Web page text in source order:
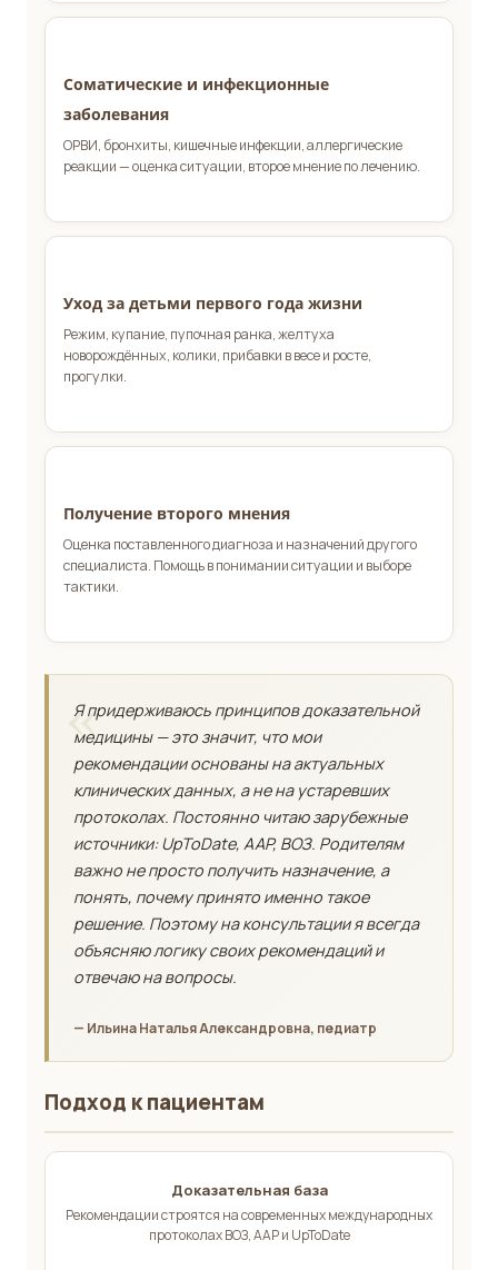
Соматические и инфекционные
заболевания
ОРВИ, бронхиты, кишечные инфекции, аллергические
реакции — оценка ситуации, второе мнение по лечению.
Уход за детьми первого года жизни
Режим, купание, пупочная ранка, желтуха
новорождённых, колики, прибавки в весе и росте,
прогулки.
Получение второго мнения
Оценка поставленного диагноза и назначений другого
специалиста. Помощь в понимании ситуации и выборе
тактики.
Я придерживаюсь принципов доказательной
медицины — это значит, что мои
рекомендации основаны на актуальных
клинических данных, а не на устаревших
протоколах. Постоянно читаю зарубежные
источники: UpToDate, AAP, ВОЗ. Родителям
важно не просто получить назначение, а
понять, почему принято именно такое
решение. Поэтому на консультации я всегда
объясняю логику своих рекомендаций и
отвечаю на вопросы.
— Ильина Наталья Александровна, педиатр
Подход к пациентам
Доказательная база
Рекомендации строятся на современных международных
протоколах ВОЗ, AAP и UpToDate